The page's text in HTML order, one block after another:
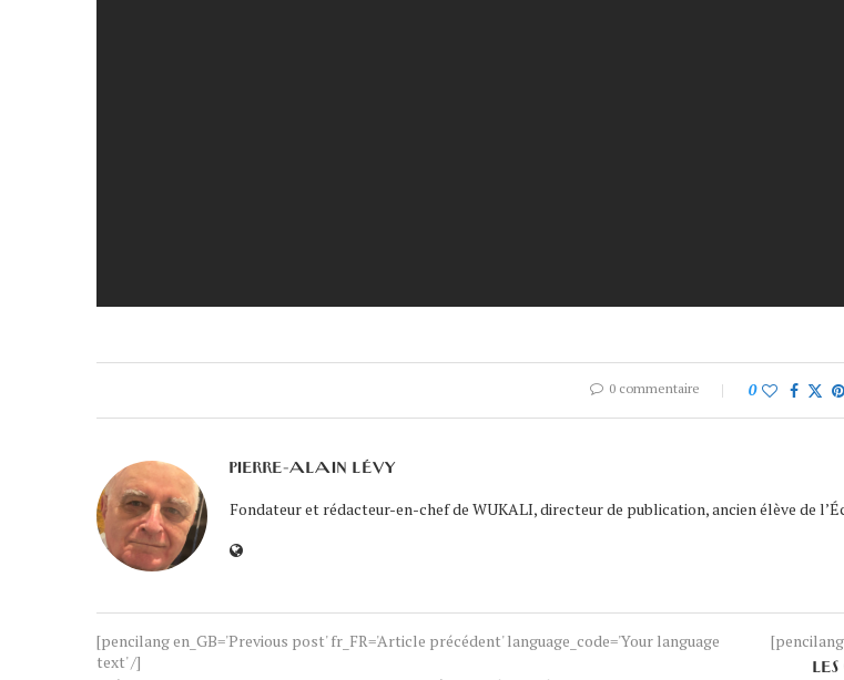
0 commentaire 0
PIERRE-ALAIN LÉVY
Fondateur et rédacteur-en-chef de WUKALI, directeur de publication, ancien élève de
[pencilang en_GB='Previous post' fr_FR='Article précédent' language_code='Your language
text' /]